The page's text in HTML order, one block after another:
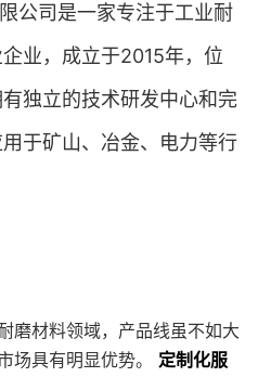
公司是一家专注于工业耐
业，成立于2015年，位
独立的技术研发中心和完
于矿山、冶金、电力等行
磨材料领域，产品线虽不如大
场具有明显优势。 定制化服